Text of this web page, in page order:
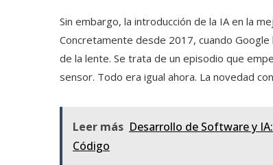
Sin embargo, la introducción de la IA en la
Concretamente desde 2017, cuando
de la lente. Se trata de un episodio que
sensor. Todo era igual ahora. La novedad
Leer más Desarrollo de Software y
Código